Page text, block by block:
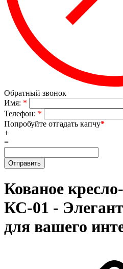
Обратный звонок
Имя: *
Телефон: *
Попробуйте отгадать капчу*
+
=
Кованое
КС-01 -
для вашего